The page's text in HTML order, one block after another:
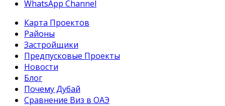
WhatsApp Channel
Карта Проектов
Районы
Застройщики
Предпусковые Проекты
Новости
Блог
Почему Дубай
Сравнение Виз в ОАЭ